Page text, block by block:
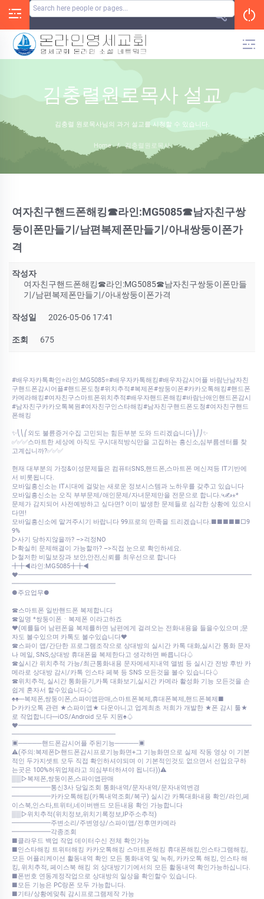
김충렬원로목사 설교
김충렬 원로목사님의 과거 설교를 시청할 수 있습니다.
Home / 김충렬원로목사
여자친구핸드폰해킹☎라인:MG5085☎남자친구쌍
둥이폰만들기/남편복제폰만들기/아내쌍둥이폰가
격
작성자
여자친구핸드폰해킹☎라인:MG5085☎남자친구쌍둥이폰만들
기/남편복제폰만들기/아내쌍둥이폰가격
작성일 2026-05-06 17:41
조회 675
#배우자카톡확인⭐라인:MG5085⭐#배우자카톡해킹#배우자감시어플 바람난남자친
구핸드폰감시어플#핸드폰도청#위치추적#복제폰#쌍둥이폰#카카오톡해킹#핸드폰
카메라해킹#여자친구스마트폰위치추적#배우자핸드폰해킹#바람난애인핸드폰감시
#남자친구카카오톡복원#여자친구인스타해킹#남자친구핸드폰도청#여자친구핸드
폰해킹
✨⎝⎝⎛외도 불륜증거수집 고민되는 힘든부분 도와 드리겠습니다⎞⎠⎠✨
✅✅✅스마트한 세상에 아직도 구시대적방식만을 고집하는 흥신소,심부름센터를 찾
고계십니까?✅✅✅
현재 대부분의 가정&이성문제들은 컴퓨터SNS,핸드폰,스마트폰 메신져등 IT기반에
서 비롯됩니다.
모바일흥신소는 IT시대에 걸맞는 새로운 정보시스템과 노하우를 갖추고 있습니다
모바일흥신소는 오직 부부문제/애인문제/자녀문제만을 전문으로 합니다.५✍⋆*
문제가 감지되어 사전예방하고 싶다면? 이미 발생한 문제들로 심각한 상황에 있으시
다면!
모바일흥신소에 맡겨주시기 바랍니다 99프로의 만족을 드리겠습니다.■■■■■□9
9%
▷사기 당하지않을까? –>걱정NO
▷확실히 문제해결이 가능할까? –>직접 눈으로 확인하세요.
▷철저한 비밀보장과 보안,안전,신뢰를 최우선으로 합니다
╋╋◀라인:MG5085╋╋◀
♥━━━━━━━━━━━━━━━━━━━━━━━━━━━━━━━━━━━━
━━━━━━━━━━━━━━━━
●주요업무●
☎스마트폰 일반핸드폰 복제합니다
☎일명 *쌍둥이폰ㆍ복제폰 이라고하죠
♥(예를들어 남편폰을 복제를하면 남편에게 걸려오는 전화내용을 들을수있으며 ;문
자도 볼수있으며 카톡도 볼수있습니다♥
☎스파이 앱/간단한 프로그램조작으로 상대방의 실시간 카톡 대화,실시간 통화 문자
나 메일, SNS,상대방 휴대폰을 복제한다고 생각하면 빠릅니다♤
☎실시간 위치추적 가능/최근통화내용 문자메세지내역 앨범 등 실시간 전방 후반 카
메라로 상대방 감시/카톡 인스타 페북 등 SNS 모든것을 볼수 있습니다♤
☎위치추적, 실시간 통화듣기,카톡 대화보기,실시간 카메라 활성화 기능 모든것을 손
쉽게 혼자서 할수있습니다♤
♠♠---복제폰,쌍둥이폰,스파이앱판매,스마트폰복제,휴대폰복제,핸드폰복제■
▷카카오톡 관련 ★스파이앱★ 다운아니고 업계최초 저희가 개발한 ★폰 감시 툴★
로 작업합니다---iOS/Android 모두 지원♠♤
♥━━━━━━━━━━━━━━━━━━━━━━━━━━━━━━━━━━━━
━━━━━━━━━━━━━━━━
▣─────핸드폰감시어플 주된기능─────▣
⚠️(주의:복제폰▷핸드폰감시프로기능화면+그 기능화면으로 실제 작동 영상 이 기본
적인 두가지셋트 모두 직접 확인하셔야되며 이 기본적인것도 없으면서 선입요구하
는곳은 100%허위업체라고 의심부터하셔야 됩니다))⚠️
▒▒▷복제폰,쌍둥이폰,스파이앱판매
━━━━━━통신3사 당일조회 통화내역/문자내역/문자내역변경
━━━━━━카카오톡해킹(카톡내역조회/복구) 실시간 카톡대화내용 확인/라인,페
이스북,인스타,트위터,네이버밴드 모든내용 확인 가능합니다
▒▒▷위치추적(위치정보,위치기록정보,IP주소추적)
━━━━━━주변소리/주변영상/스파이앱/전후면카메라
━━━━━━각종조회
■클라우드 백업 작업 데이터수신 전체 확인가능
■인스타해킹 트위터해킹 카카오톡해킹 스마트폰해킹 휴대폰해킹,인스타그램해킹,
모든 어플리케이션 활동내역 확인 모든 통화내역 및 녹취, 카카오톡 해킹, 인스타 해
킹, 위치추적, 페이스북 해킹 외 상대방기기에서의 모든 활동내역 확인가능하십니다.
■폰번호 연동계정작업으로 상대방의 일상을 확인할수 있습니다.
■모든 기능은 PC랑폰 모두 가능합니다.
■기타/상황에맞춰 감시프로그램제작 가능